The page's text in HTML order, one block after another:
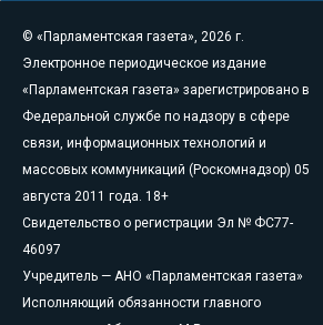
© «Парламентская газета», 2026 г.
Электронное периодическое издание
«Парламентская газета» зарегистрировано в
Федеральной службе по надзору в сфере
связи, информационных технологий и
массовых коммуникаций (Роскомнадзор) 05
августа 2011 года. 18+
Свидетельство о регистрации Эл № ФС77-
46097
Учредитель — АНО «Парламентская газета»
Исполняющий обязанности главного